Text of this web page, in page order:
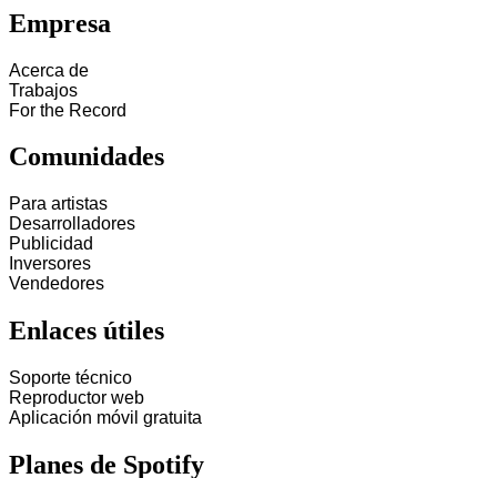
Empresa
Acerca de
Trabajos
For the Record
Comunidades
Para artistas
Desarrolladores
Publicidad
Inversores
Vendedores
Enlaces útiles
Soporte técnico
Reproductor web
Aplicación móvil gratuita
Planes de Spotify